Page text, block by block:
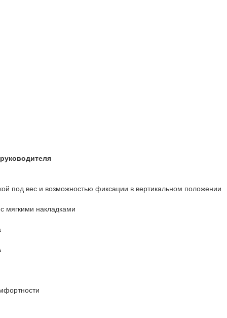
под вес и возможностью фиксации в вертикальном положении
мягкими накладками